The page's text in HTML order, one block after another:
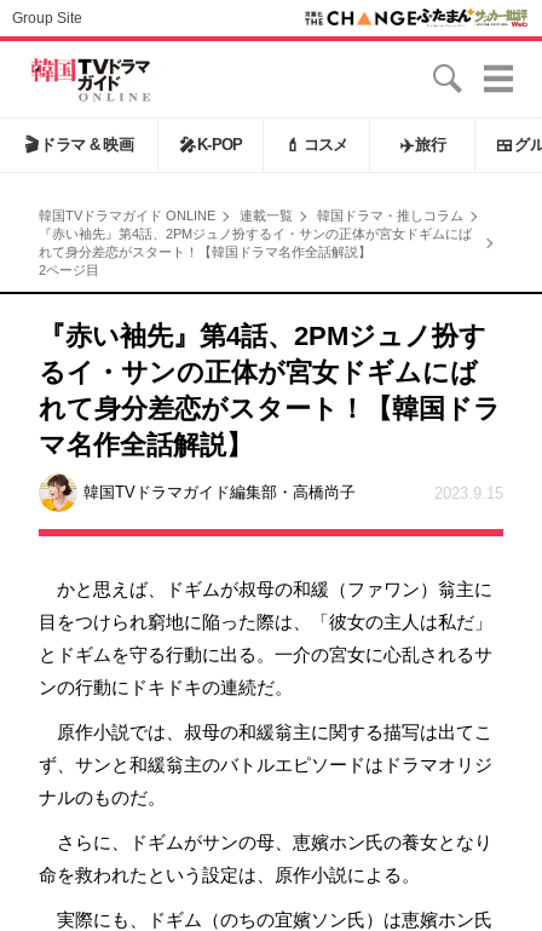
Group Site
🎬 ドラマ & 映画 🎤 K-POP 💄 コスメ ✈️旅行 🍱 グ
韓国TVドラマガイド ONLINE 連載一覧
韓国ドラマ・推しコラム
『赤い袖先』第4話、2PMジュノ扮するイ・サンの正体が宮女ドギムにば
れて身分差恋がスタート！【韓国ドラマ名作全話解説】
2ページ目
『赤い袖先』第4話、2PMジュノ扮す
るイ・サンの正体が宮女ドギムにば
れて身分差恋がスタート！【韓国ドラ
マ名作全話解説】
韓国TVドラマガイド編集部・高橋尚子 2023.9.15
かと思えば、ドギムが叔母の和緩（ファワン）翁主に
目をつけられ窮地に陥った際は、「彼女の主人は私だ」
とドギムを守る行動に出る。一介の宮女に心乱されるサ
ンの行動にドキドキの連続だ。
原作小説では、叔母の和緩翁主に関する描写は出てこ
ず、サンと和緩翁主のバトルエピソードはドラマオリジ
ナルのものだ。
さらに、ドギムがサンの母、恵嬪ホン氏の養女となり
命を救われたという設定は、原作小説による。
実際にも、ドギム（のちの宜嬪ソン氏）は恵嬪ホン氏